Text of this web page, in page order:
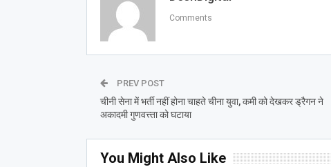
Comments
PREV POST
चीनी सेना में भर्ती नहीं होना चाहते चीना युवा, कमी को देखकर ड्रैगन ने
अकादमी गुणवत्त्ता को घटाया
You Might Also Like